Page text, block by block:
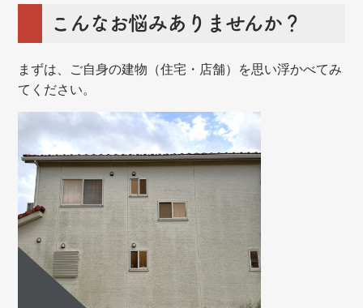
こんなお悩みありませんか？
まずは、ご自身の建物（住宅・店舗）を思い浮かべてみ
てください。